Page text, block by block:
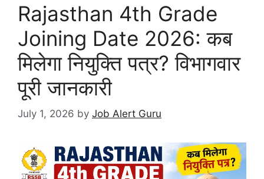
Rajasthan 4th Grade
Joining Date 2026: कब
मिलेगा नियुक्ति पत्र? विभागवार
पूरी जानकारी
July 1, 2026 by Job Alert Guru